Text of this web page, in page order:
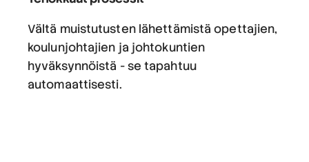
Vältä muistutusten lähettämistä opettajien,
koulunjohtajien ja johtokuntien
hyväksynnöistä - se tapahtuu
automaattisesti.